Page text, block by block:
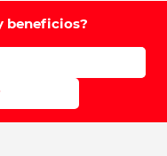
beneficios?